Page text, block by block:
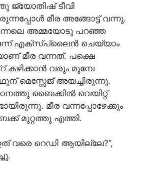
ജ്യോതിഷ് ടീവി
മീര അങ്ങോട്ട് വന്നു.
അമ്മയോടു പറഞ്ഞ
എക്സ്പ്ലൈൻ ചെയ്യാം
മീര വന്നത്. പക്ഷെ
വരും മുമ്പേ
മെസ്സേജ് അയച്ചിരുന്നു.
ബൈക്കിൽ വെയിറ്റ്
മീര വന്നപ്പോഴേക്കും
മുറ്റത്തു എത്തി.
വരെ റെഡി ആയില്ലേ?”,